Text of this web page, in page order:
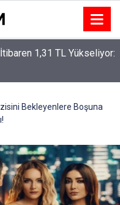
1,31 TL Yükseliyor:
Bekleyenlere Boşuna